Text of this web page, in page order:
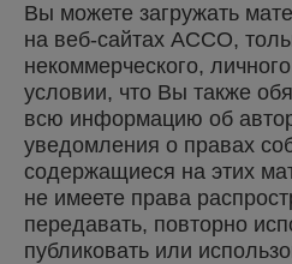
Вы можете загружать
на веб-сайтах ACCO,
некоммерческого,
условии, что Вы также
всю информацию об
уведомления о правах
содержащиеся на этих
не имеете права
передавать, повторно
публиковать или